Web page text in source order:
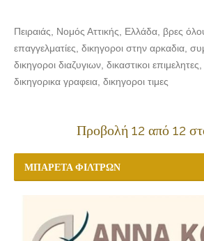
Πειραιάς, Νομός Αττικής, Ελλάδα, βρες
επαγγελματίες, δικηγοροι στην αρκαδια,
δικηγοροι διαζυγιων, δικαστικοι
δικηγορικα γραφεια, δικηγοροι τιμες
Προβολή 12 από 12
ΜΠΑΡΈΤΑ ΦΊΛΤΡΩΝ